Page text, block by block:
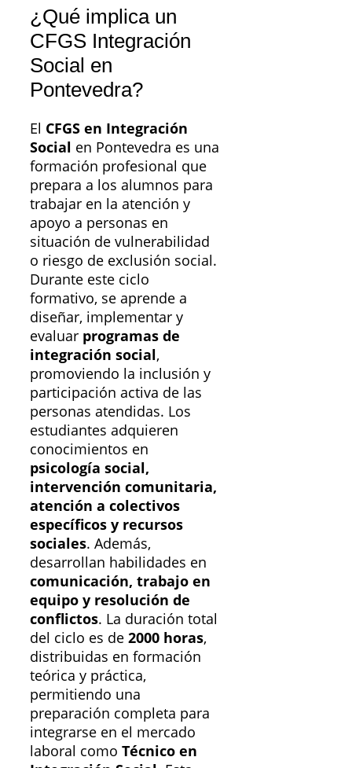
¿Qué implica un
CFGS Integración
Social en
Pontevedra?
El CFGS en Integración
Social en Pontevedra es una
formación profesional que
prepara a los alumnos para
trabajar en la atención y
apoyo a personas en
situación de vulnerabilidad
o riesgo de exclusión social.
Durante este ciclo
formativo, se aprende a
diseñar, implementar y
evaluar programas de
integración social,
promoviendo la inclusión y
participación activa de las
personas atendidas. Los
estudiantes adquieren
conocimientos en
psicología social,
intervención comunitaria,
atención a colectivos
específicos y recursos
sociales. Además,
desarrollan habilidades en
comunicación, trabajo en
equipo y resolución de
conflictos. La duración total
del ciclo es de 2000 horas,
distribuidas en formación
teórica y práctica,
permitiendo una
preparación completa para
integrarse en el mercado
laboral como Técnico en